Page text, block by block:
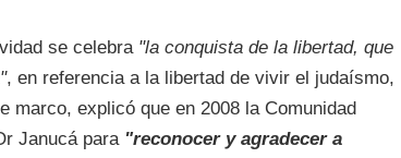
se celebra "la conquista de la libertad, que
, en referencia a la libertad de vivir el judaísmo,
marco, explicó que en 2008 la Comunidad
Janucá para "reconocer y agradecer a